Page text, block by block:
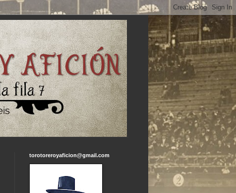
torotoreroyaficion@gmail.com